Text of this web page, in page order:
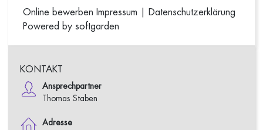
Online bewerben Impressum
Datenschutzerklärung
Powered by softgarden
KONTAKT
Ansprechpartner
Thomas Staben
Adresse